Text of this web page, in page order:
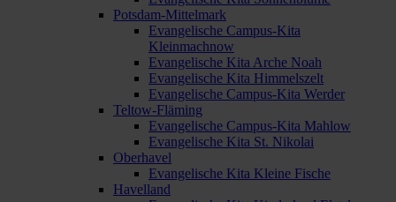
Potsdam-Mittelmark
Evangelische Campus-Kita
Kleinmachnow
Evangelische Kita Arche Noah
Evangelische Kita Himmelszelt
Evangelische Campus-Kita Werder
Teltow-Fläming
Evangelische Campus-Kita Mahlow
Evangelische Kita St. Nikolai
Oberhavel
Evangelische Kita Kleine Fische
Havelland